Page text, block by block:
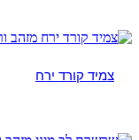
צמיד קורד ירח